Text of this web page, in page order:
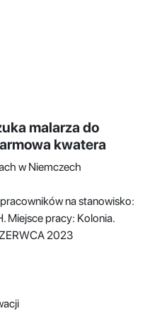
malarza do
kwatera
w Niemczech
na stanowisko:
Miejsce pracy: Kolonia.
2023